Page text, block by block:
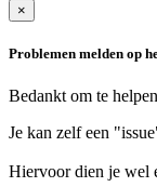
×
Problemen melden op
Bedankt om te
Je kan zelf een
Hiervoor dien je wel